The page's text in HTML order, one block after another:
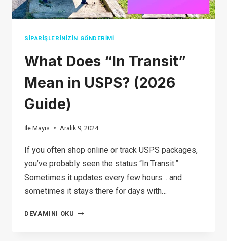
SIPARIŞLERINIZIN GÖNDERIMI
What Does “In Transit”
Mean in USPS? (2026
Guide)
İle Mayıs Aralık 9, 2024
If you often shop online or track USPS packages,
you’ve probably seen the status “In Transit.”
Sometimes it updates every few hours… and
sometimes it stays there for days with…
DEVAMINI OKU WHAT